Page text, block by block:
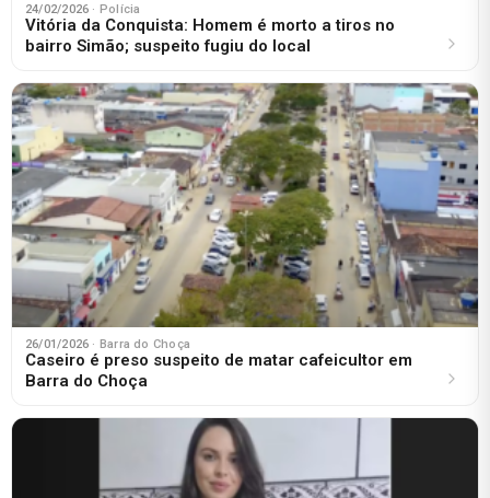
24/02/2026 · Polícia
Vitória da Conquista: Homem é morto a tiros no
bairro Simão; suspeito fugiu do local
26/01/2026 · Barra do Choça
Caseiro é preso suspeito de matar cafeicultor em
Barra do Choça